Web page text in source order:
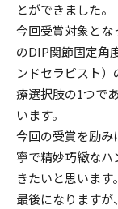
とができました。
今回受賞対象とな
のDIP関節固定角
ンドセラピスト
療選択肢の1つで
います。
今回の受賞を励み
寧で精妙巧緻なハ
きたいと思います。
最後になりますが